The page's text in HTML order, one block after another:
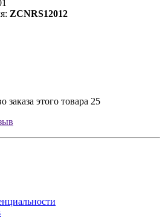
ZCNRS12012
этого товара 25